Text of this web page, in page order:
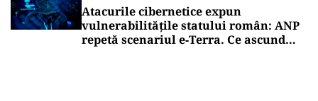
Atacurile cibernetice expun
vulnerabilitățile statului român: ANP
repetă scenariul e‑Terra. Ce ascund